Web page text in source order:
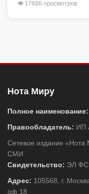
👁 17686 просмотров
Нота Миру
Полное наименование:
Правообладатель: ИП
Сетевое издание «Нота
СМИ
Свидетельство: ЭЛ ФС
Адрес: 105568, г.
оф.18